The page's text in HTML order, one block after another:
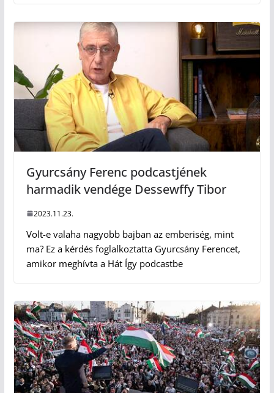
Gyurcsány Ferenc podcastjének
harmadik vendége Dessewffy Tibor
2023.11.23.
Volt-e valaha nagyobb bajban az emberiség, mint
ma? Ez a kérdés foglalkoztatta Gyurcsány Ferencet,
amikor meghívta a Hát Így podcastbe